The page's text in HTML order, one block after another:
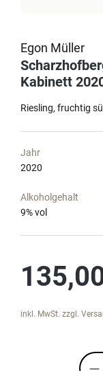
Egon Müller
Kabinett
Riesling fruchtig
Jahr
2020
Alkoholgehalt
9% vol
inkl. MwSt. zzgl.